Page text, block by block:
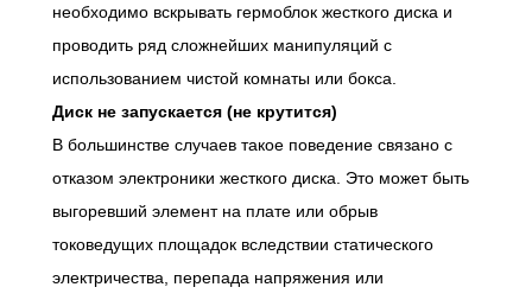
необходимо вскрывать гермоблок жесткого диска и
проводить ряд сложнейших манипуляций с
использованием чистой комнаты или бокса.
Диск не запускается (не крутится)
В большинстве случаев такое поведение связано с
отказом электроники жесткого диска. Это может быть
выгоревший элемент на плате или обрыв
токоведущих площадок вследствии статического
электричества, перепада напряжения или